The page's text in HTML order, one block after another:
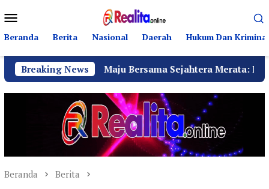
ke
kontenMobile
Beranda Berita Nasional Daerah Hukum Dan Kriminal
Breaking News
Maju Bersama Sejahtera Merata: Ratusan Ibu
Beranda Berita